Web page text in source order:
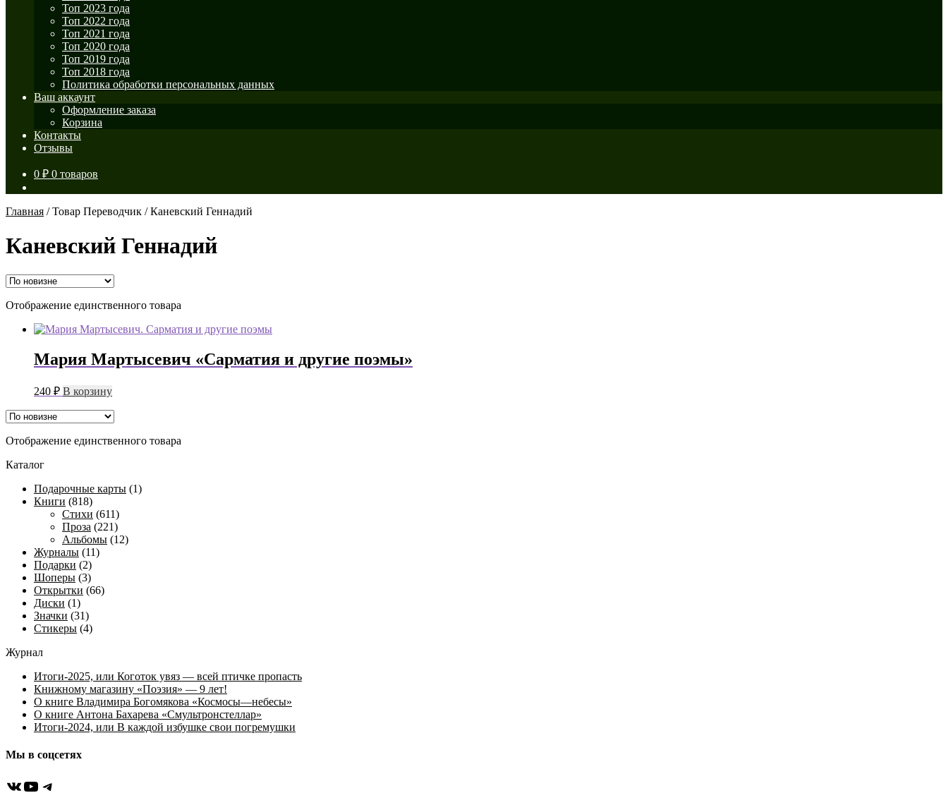
Топ 2023 года
Топ 2022 года
Топ 2021 года
Топ 2020 года
Топ 2019 года
Топ 2018 года
Политика обработки персональных данных
Ваш аккаунт
Оформление заказа
Корзина
Контакты
Отзывы
0 ₽ 0 товаров
Главная /Товар Переводчик /Каневский Геннадий
Каневский Геннадий
Отображение единственного товара
Мария Мартысевич «Сарматия и другие поэмы»
240 ₽ В корзину
Отображение единственного товара
Каталог
Подарочные карты (1)
Книги (818)
Стихи (611)
Проза (221)
Альбомы (12)
Журналы (11)
Подарки (2)
Шоперы (3)
Открытки (66)
Диски (1)
Значки (31)
Стикеры (4)
Журнал
Итоги-2025, или Коготок увяз — всей птичке пропасть
Книжному магазину «Поэзия» — 9 лет!
О книге Владимира Богомякова «Космосы—небесы»
О книге Антона Бахарева «Смультронстеллар»
Итоги-2024, или В каждой избушке свои погремушки
Мы в соцсетях
ВКонтакте
YouTube
Telegram